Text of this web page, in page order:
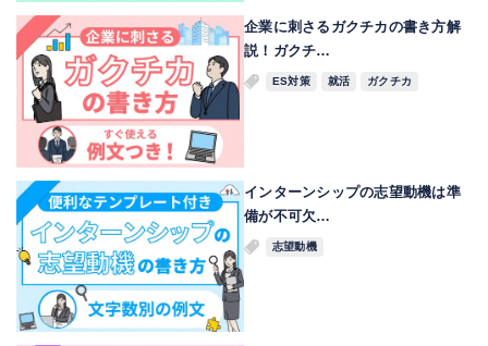
企業に刺さるガクチカの書き方解
説！ガクチ…
ES対策 就活 ガクチカ
インターンシップの志望動機は準
備が不可欠…
志望動機